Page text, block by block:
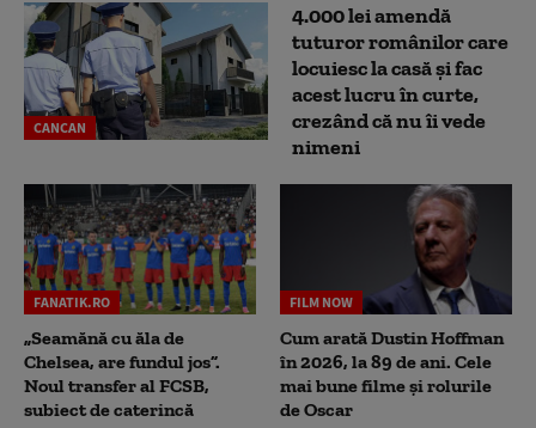
CANCAN
4.000 lei amendă
tuturor românilor care
locuiesc la casă și fac
acest lucru în curte,
crezând că nu îi vede
nimeni
FANATIK.RO
„Seamănă cu ăla de
Chelsea, are fundul jos”.
Noul transfer al FCSB,
subiect de caterincă
FILM NOW
Cum arată Dustin Hoffman
în 2026, la 89 de ani. Cele
mai bune filme și rolurile
de Oscar